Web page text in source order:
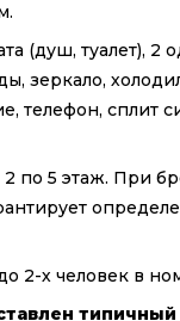
(душ, туалет), 2
зеркало,
телефон, сплит
по 5 этаж. При
2-х человек в